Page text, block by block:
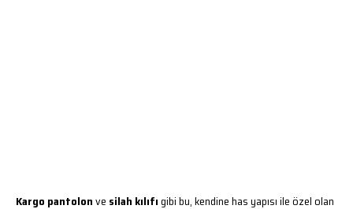
Kargo pantolonve silah kılıfıgibi bu, kendine has yapısı ile özel olan